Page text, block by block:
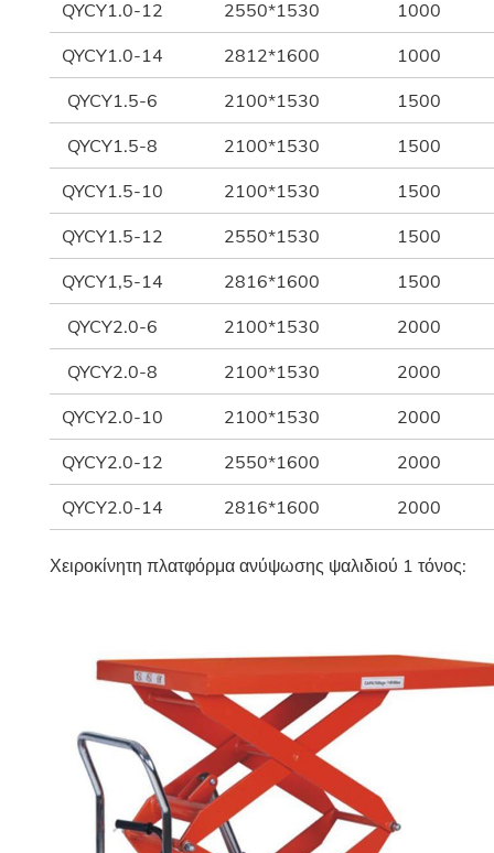
QYCY1.0-12 2550*1530 1000
QYCY1.0-14 2812*1600 1000
QYCY1.5-6 2100*1530 1500
QYCY1.5-8 2100*1530 1500
QYCY1.5-10 2100*1530 1500
QYCY1.5-12 2550*1530 1500
QYCY1,5-14 2816*1600 1500
QYCY2.0-6 2100*1530 2000
QYCY2.0-8 2100*1530 2000
QYCY2.0-10 2100*1530 2000
QYCY2.0-12 2550*1600 2000
QYCY2.0-14 2816*1600 2000
Χειροκίνητη πλατφόρμα ανύψωσης ψαλιδιού 1 τόνος: